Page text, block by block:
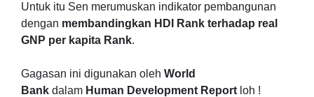
Untuk itu Sen merumuskan indikator pembangunan
dengan membandingkan HDI Rank terhadap real
GNP per kapita Rank.
Gagasan ini digunakan oleh World
Bank dalam Human Development Report loh !